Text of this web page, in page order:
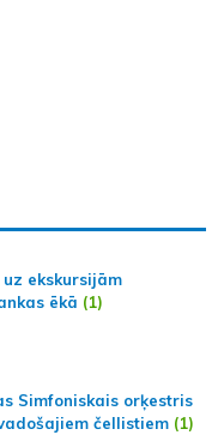
ekskursijām
ēkā (1)
Simfoniskais orķestris
čellistiem (1)